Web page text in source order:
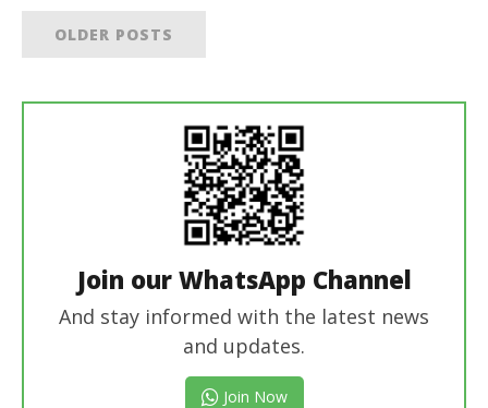
OLDER POSTS
Join our WhatsApp Channel
And stay informed with the latest news
and updates.
Join Now